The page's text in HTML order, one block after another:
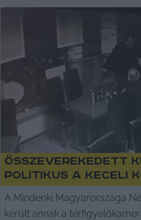
Összeverekedett
politikus a keceli
A Mindenki Magyarországa
került annak a